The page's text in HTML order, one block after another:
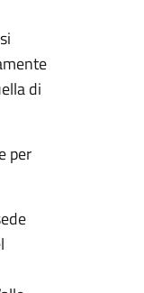
di
per